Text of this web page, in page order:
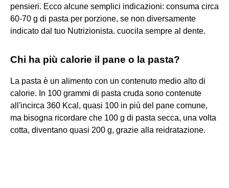
pensieri. Ecco alcune semplici indicazioni: consuma circa
60-70 g di pasta per porzione, se non diversamente
indicato dal tuo Nutrizionista. cuocila sempre al dente.
Chi ha più calorie il pane o la pasta?
La pasta è un alimento con un contenuto medio alto di
calorie. In 100 grammi di pasta cruda sono contenute
all'incirca 360 Kcal, quasi 100 in più del pane comune,
ma bisogna ricordare che 100 g di pasta secca, una volta
cotta, diventano quasi 200 g, grazie alla reidratazione.